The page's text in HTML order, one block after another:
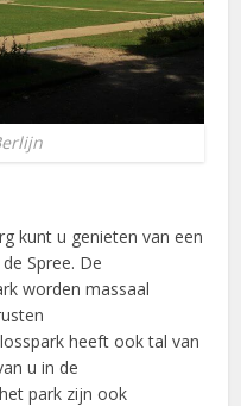
kunt u genieten van een
Spree. De
worden massaal
heeft ook tal van
u in de
park zijn ook